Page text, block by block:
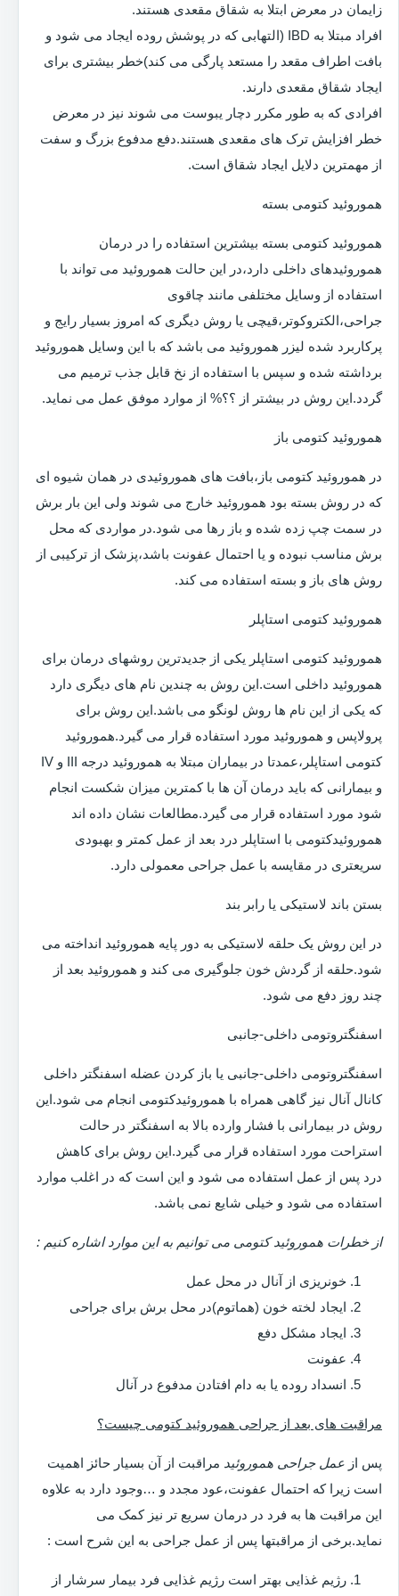
زایمان در معرض ابتلا به شقاق مقعدی هستند.
افراد مبتلا به IBD (التهابی که در پوشش روده ایجاد می شود و
بافت اطراف مقعد را مستعد پارگی می کند)خطر بیشتری برای
ایجاد شقاق مقعدی دارند.
افرادی که به طور مکرر دچار یبوست می شوند نیز در معرض
خطر افزایش ترک های مقعدی هستند.دفع مدفوع بزرگ و سفت
از مهمترین دلایل ایجاد شقاق است.
هموروئید کتومی بسته
هموروئید کتومی بسته بیشترین استفاده را در درمان
هموروئیدهای داخلی دارد،در این حالت هموروئید می تواند با
استفاده از وسایل مختلفی مانند چاقوی
جراحی،الکتروکوتر،قیچی یا روش دیگری که امروز بسیار رایج و
پرکاربرد شده لیزر هموروئید می باشد که با این وسایل هموروئید
برداشته شده و سپس با استفاده از نخ قابل جذب ترمیم می
گردد.این روش در بیشتر از ؟؟% از موارد موفق عمل می نماید.
هموروئید کتومی باز
در هموروئید کتومی باز،بافت های هموروئیدی در همان شیوه ای
که در روش بسته بود هموروئید خارج می شوند ولی این بار برش
در سمت چپ زده شده و باز رها می شود.در مواردی که محل
برش مناسب نبوده و یا احتمال عفونت باشد،پزشک از ترکیبی از
روش های باز و بسته استفاده می کند.
هموروئید کتومی استاپلر
هموروئید کتومی استاپلر یکی از جدیدترین روشهای درمان برای
هموروئید داخلی است.این روش به چندین نام های دیگری دارد
که یکی از این نام ها روش لونگو می باشد.این روش برای
پرولاپس و هموروئید مورد استفاده قرار می گیرد.هموروئید
کتومی استاپلر،عمدتا در بیماران مبتلا به هموروئید درجه III و IV
و بیمارانی که باید درمان آن ها با کمترین میزان شکست انجام
شود مورد استفاده قرار می گیرد.مطالعات نشان داده اند
هموروئیدکتومی با استاپلر درد بعد از عمل کمتر و بهبودی
سریعتری در مقایسه با عمل جراحی معمولی دارد.
بستن باند لاستیکی یا رابر بند
در این روش یک حلقه لاستیکی به دور پایه هموروئید انداخته می
شود.حلقه از گردش خون جلوگیری می کند و هموروئید بعد از
چند روز دفع می شود.
اسفنگتروتومی داخلی-جانبی
اسفنگتروتومی داخلی-جانبی یا باز کردن عضله اسفنگتر داخلی
کانال آنال نیز گاهی همراه با هموروئیدکتومی انجام می شود.این
روش در بیمارانی با فشار وارده بالا به اسفنگتر در حالت
استراحت مورد استفاده قرار می گیرد.این روش برای کاهش
درد پس از عمل استفاده می شود و این است که در اغلب موارد
استفاده می شود و خیلی شایع نمی باشد.
از خطرات هموروئید کتومی می توانیم به این موارد اشاره کنیم :
خونریزی از آنال در محل عمل
ایجاد لخته خون (هماتوم)در محل برش برای جراحی
ایجاد مشکل دفع
عفونت
انسداد روده یا به دام افتادن مدفوع در آنال
مراقبت های بعد از جراحی هموروئید کتومی چیست؟
پس از عمل جراحی هموروئید مراقبت از آن بسیار حائز اهمیت
است زیرا که احتمال عفونت،عود مجدد و …وجود دارد به علاوه
این مراقبت ها به فرد در درمان سریع تر نیز کمک می
نماید.برخی از مراقبتها پس از عمل جراحی به این شرح است :
رژیم غذایی بهتر است رژیم غذایی فرد بیمار سرشار از